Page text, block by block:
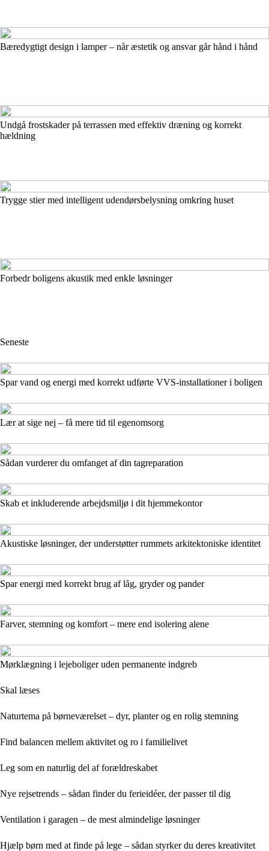
Bæredygtigt design i lamper – når æstetik og ansvar går hånd i hånd
Undgå frostskader på terrassen med effektiv dræning og korrekt
hældning
Trygge stier med intelligent udendørsbelysning omkring huset
Forbedr boligens akustik med enkle løsninger
Seneste
Spar vand og energi med korrekt udførte VVS‑installationer i boligen
Lær at sige nej – få mere tid til egenomsorg
Sådan vurderer du omfanget af din tagreparation
Skab et inkluderende arbejdsmiljø i dit hjemmekontor
Akustiske løsninger, der understøtter rummets arkitektoniske identitet
Spar energi med korrekt brug af låg, gryder og pander
Farver, stemning og komfort – mere end isolering alene
Mørklægning i lejeboliger uden permanente indgreb
Skal læses
Naturtema på børneværelset – dyr, planter og en rolig stemning
Find balancen mellem aktivitet og ro i familielivet
Leg som en naturlig del af forældreskabet
Nye rejsetrends – sådan finder du ferieidéer, der passer til dig
Ventilation i garagen – de mest almindelige løsninger
Hjælp børn med at finde på lege – sådan styrker du deres kreativitet